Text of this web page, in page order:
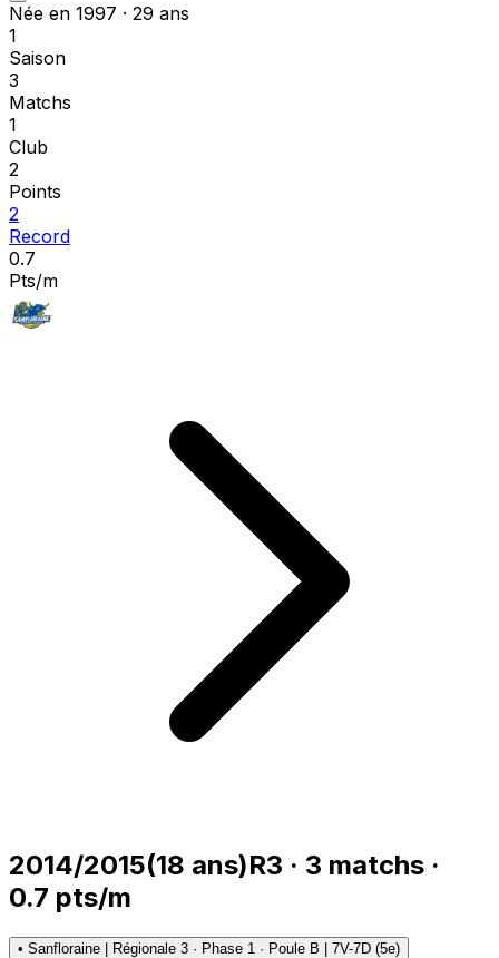
Née en 1997 · 29 ans
1
Saison
3
Matchs
1
Club
2
Points
2
Record
0.7
Pts/m
2014/2015(18 ans)R3 · 3 matchs ·
0.7 pts/m
• Sanfloraine | Régionale 3 · Phase 1 · Poule B | 7V-7D (5e)